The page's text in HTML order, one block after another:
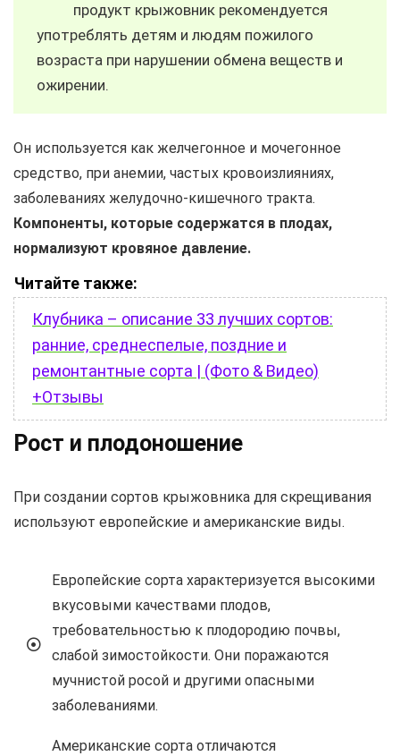
продукт крыжовник рекомендуется
употреблять детям и людям пожилого
возраста при нарушении обмена веществ и
ожирении.
Он используется как желчегонное и мочегонное
средство, при анемии, частых кровоизлияниях,
заболеваниях желудочно-кишечного тракта.
Компоненты, которые содержатся в плодах,
нормализуют кровяное давление.
Читайте также:
Клубника – описание 33 лучших сортов:
ранние, среднеспелые, поздние и
ремонтантные сорта | (Фото & Видео)
+Отзывы
Рост и плодоношение
При создании сортов крыжовника для скрещивания
используют европейские и американские виды.
Европейские сорта характеризуется высокими
вкусовыми качествами плодов,
требовательностью к плодородию почвы,
слабой зимостойкости. Они поражаются
мучнистой росой и другими опасными
заболеваниями.
Американские сорта отличаются